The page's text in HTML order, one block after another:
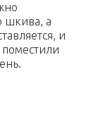
шкива, а
и